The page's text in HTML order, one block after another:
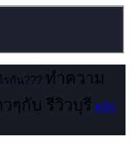
รกัน??? ทำความ
ๆกับ รีวิวบุรี คลิก